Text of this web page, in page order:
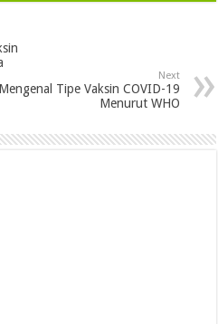
Next
Mengenal Tipe Vaksin COVID-19
Menurut WHO